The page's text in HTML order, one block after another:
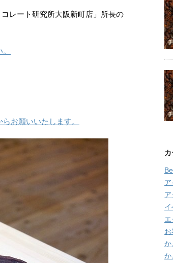
レート研究所大阪新町店」所長の
お願いいたします。
イ
エ
か
か